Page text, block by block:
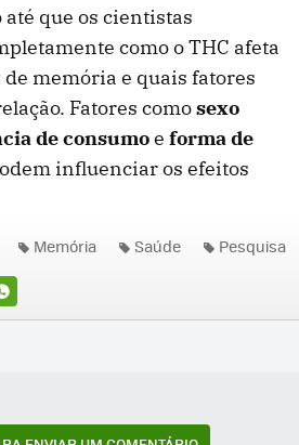
que os cientistas
como o THC afeta
memória e quais fatores
Fatores comosexo
de consumoe forma de
influenciar os efeitos
Memória Saúde Pesquisa